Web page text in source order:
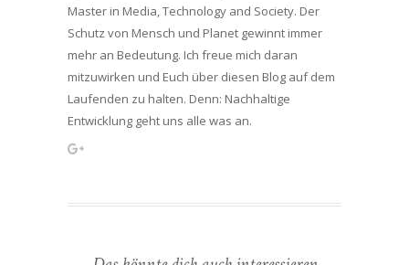
Master in Media, Technology and Society. Der
Schutz von Mensch und Planet gewinnt immer
mehr an Bedeutung. Ich freue mich daran
mitzuwirken und Euch über diesen Blog auf dem
Laufenden zu halten. Denn: Nachhaltige
Entwicklung geht uns alle was an.